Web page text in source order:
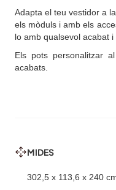
Adapta el teu vestidor a
els mòduls i amb els
lo amb qualsevol acabat
Els pots personalitzar
acabats.
MIDES
302,5 x 113,6 x 240